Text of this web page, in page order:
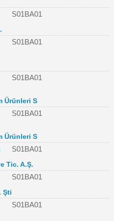
S01BA01
S01BA01
S01BA01
Ürünleri S
S01BA01
Ürünleri S
S01BA01
Tic. A.Ş.
S01BA01
Şti
S01BA01